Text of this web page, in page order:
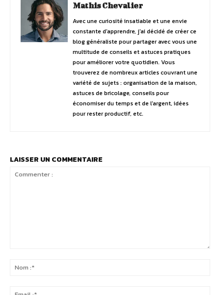
Mathis Chevalier
Avec une curiosité insatiable et une envie
constante d'apprendre, j'ai décidé de créer ce
blog généraliste pour partager avec vous une
multitude de conseils et astuces pratiques
pour améliorer votre quotidien. Vous
trouverez de nombreux articles couvrant une
variété de sujets : organisation de la maison,
astuces de bricolage, conseils pour
économiser du temps et de l'argent, idées
pour rester productif, etc.
LAISSER UN COMMENTAIRE